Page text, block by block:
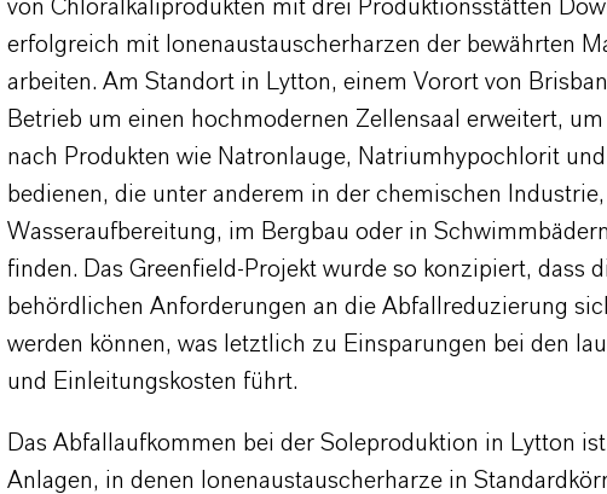
von Chloralkaliprodukten mit drei Produktionsstätten
erfolgreich mit Ionenaustauscherharzen der bewährten
arbeiten. Am Standort in Lytton, einem Vorort von
Betrieb um einen hochmodernen Zellensaal erweitert,
nach Produkten wie Natronlauge, Natriumhypochlorit
bedienen, die unter anderem in der chemischen
Wasseraufbereitung, im Bergbau oder in
finden. Das Greenfield-Projekt wurde so konzipiert, dass
behördlichen Anforderungen an die Abfallreduzierung
werden können, was letztlich zu Einsparungen bei den
und Einleitungskosten führt.
Das Abfallaufkommen bei der Soleproduktion in Lytton
Anlagen, in denen Ionenaustauscherharze in